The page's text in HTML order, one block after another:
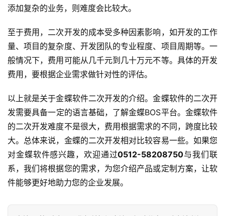
首
页
d
e
f
添加复杂的业务，则难度会比较大。
至于费用，二次开发的成本受多种因素影响，如开发的工作
量、项目的复杂度、开发团队的专业程度、项目周期等。一
般情况下，费用可能从几千元到几十万元不等。具体的开发
费用，要根据企业需求做针对性的评估。
以上就是关于金蝶软件二次开发的介绍。金蝶软件的二次开
发需要具备一定的语言基础，了解金蝶BOS平台。金蝶软件
的二次开发难度不是很大，费用根据需求的不同，跨度比较
大。总体来说，金蝶的二次开发相对比较容易一些。如果您
对金蝶软件感兴趣，欢迎通过0512-58208750与我们联
系，我们将根据您的需求，为您介绍产品或定制方案，让软
件能够更好地助力您的企业发展。